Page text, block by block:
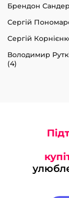
Брендон
Сергій
Сергій
Володимир
(4)